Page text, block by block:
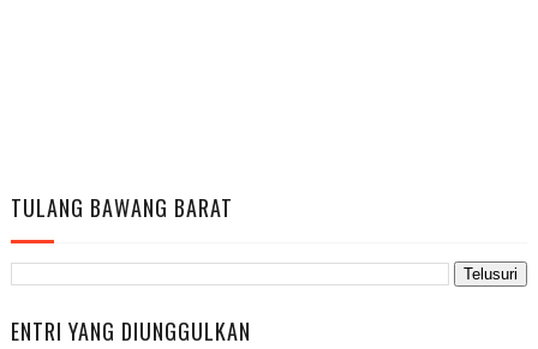
TULANG BAWANG BARAT
ENTRI YANG DIUNGGULKAN